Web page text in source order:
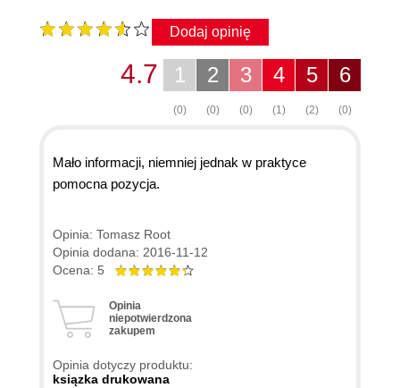
Dodaj opinię
6
(0)
5
(2)
4
(1)
3
(0)
2
(0)
1
(0)
4.7
Mało informacji, niemniej jednak w praktyce
pomocna pozycja.
Opinia: Tomasz Root
Opinia dodana: 2016-11-12
Ocena: 5
Opinia
niepotwierdzona
zakupem
Opinia dotyczy produktu:
ksiązka drukowana